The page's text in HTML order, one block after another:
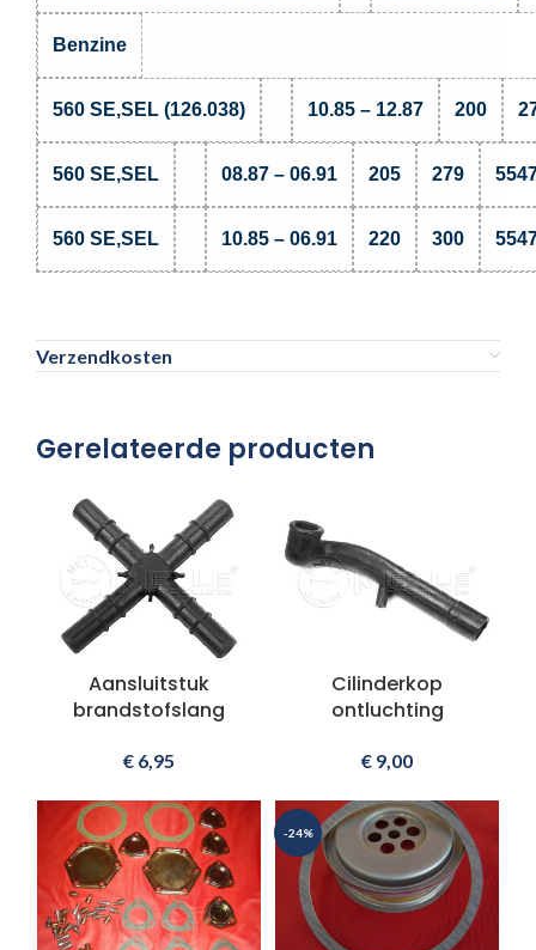
Benzine
560 SE,SEL (126.038) 10.85 – 12.87 200
560 SE,SEL 08.87 – 06.91 205 279
560 SE,SEL 10.85 – 06.91 220 300
Verzendkosten
Gerelateerde producten
Aansluitstuk
brandstofslang
€ 6,95
Cilinderkop
ontluchting
€ 9,00
-24%